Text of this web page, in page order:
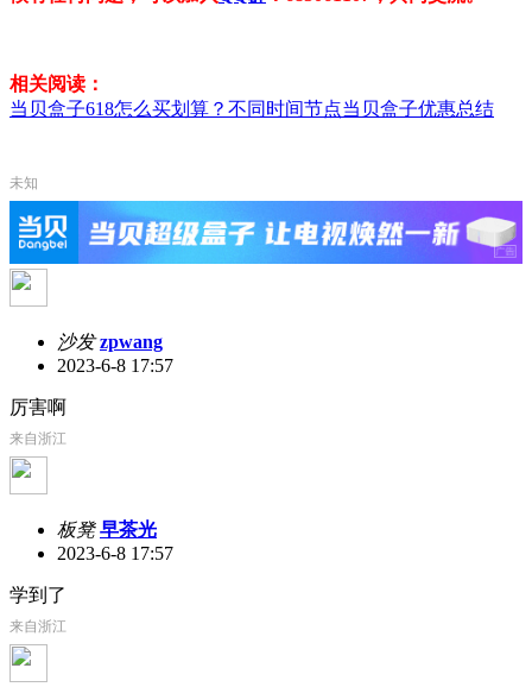
相关阅读：
当贝盒子618怎么买划算？不同时间节点当贝盒子优惠总结
未知
沙发 zpwang
2023-6-8 17:57
厉害啊
来自浙江
板凳 早茶光
2023-6-8 17:57
学到了
来自浙江